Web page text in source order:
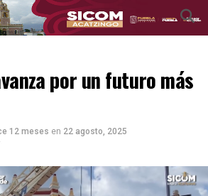
por un futuro más
12 meses en 22 agosto, 2025